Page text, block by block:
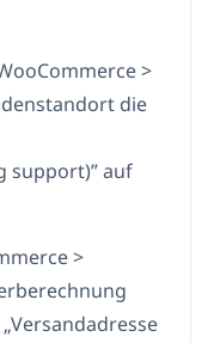
>
die
support)” auf
>